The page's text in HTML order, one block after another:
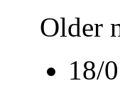
Older
18/